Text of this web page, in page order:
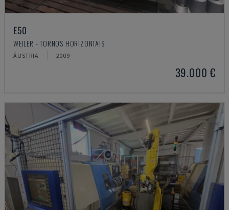
E50
WEILER - TORNOS HORIZONTAIS
ÁUSTRIA 2009
39.000 €